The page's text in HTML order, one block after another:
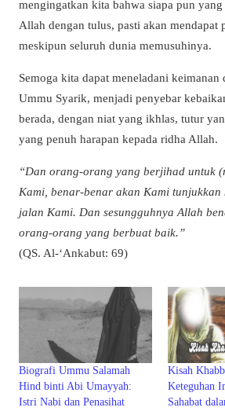
mengingatkan kita bahwa siapa pun
Allah dengan tulus, pasti akan mendapat
meskipun seluruh dunia memusuhinya.
Semoga kita dapat meneladani keimanan
Ummu Syarik, menjadi penyebar
berada, dengan niat yang ikhlas, tutur
yang penuh harapan kepada ridha Allah.
“Dan orang-orang yang berjihad untuk
Kami, benar-benar akan Kami tunjukkan
jalan Kami. Dan sesungguhnya Allah
orang-orang yang berbuat baik.”
(QS. Al-‘Ankabut: 69)
Biografi Ummu Salamah
Hind binti Abi Umayyah:
Istri Nabi dan Penasihat
Kisah
Keteguhan
Sahabat